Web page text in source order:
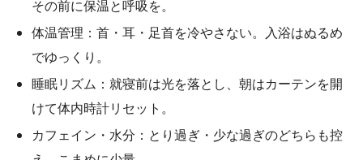
その前に保温と呼吸を。
体温管理：首・耳・足首を冷やさない。入浴はぬるめ
でゆっくり。
睡眠リズム：就寝前は光を落とし、朝はカーテンを開
けて体内時計リセット。
カフェイン・水分： とり過ぎ・少な過ぎのどちらも控